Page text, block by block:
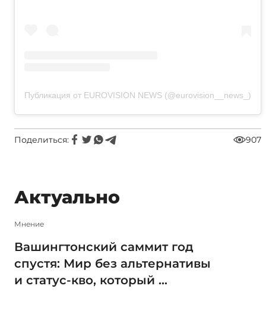
Публикация от EUROVISION NEWS (@eurovision__news_)
Поделиться: 907
Актуально
Мнение
Вашингтонский саммит год
спустя: Мир без альтернативы
и статус-кво, который ...